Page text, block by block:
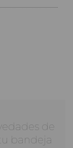
de
bandeja